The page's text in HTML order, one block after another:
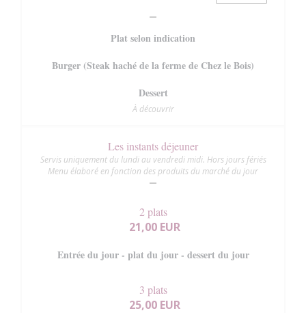
Plat selon indication
Burger (Steak haché de la ferme de Chez le Bois)
Dessert
À découvrir
Les instants déjeuner
Servis uniquement du lundi au vendredi midi. Hors jours fériés
Menu élaboré en fonction des produits du marché du jour
2 plats
21,00 EUR
Entrée du jour - plat du jour - dessert du jour
3 plats
25,00 EUR